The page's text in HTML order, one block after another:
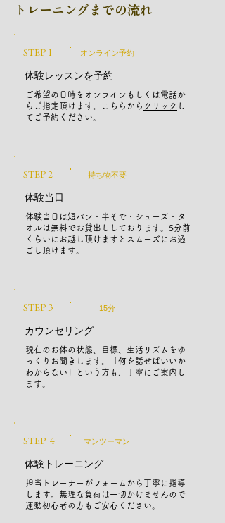
トレーニングまでの流れ
STEP 1 ​オンライン予約
体験レッスンを予約
ご希望の日時をオンラインもしくは電話か
らご指定頂けます。こちらから クリック し
てご予約ください。
STEP 2 持ち物不要
体験当日
体験当日は短パン・半そで・シューズ・タ
オルは無料でお貸出ししております。5分前
くらいにお越し頂けますとスムーズにお過
ごし頂けます。
STEP 3 15分
カウンセリング
現在のお体の状態、目標、生活リズムをゆ
っくりお聞きします。「何を話せばいいか
わからない」という方も、丁寧にご案内し
ます。
STEP ４ マンツーマン
体験トレーニング
担当トレーナーがフォームから丁寧に指導
します。無理な負荷は一切かけませんので
運動初心者の方もご安心ください。